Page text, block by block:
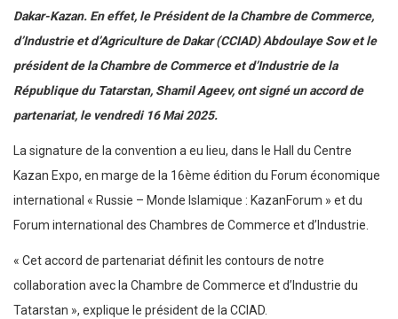
Dakar-Kazan. En effet, le Président de la Chambre de Commerce,
d’Industrie et d’Agriculture de Dakar (CCIAD) Abdoulaye Sow et le
président de la Chambre de Commerce et d’Industrie de la
République du Tatarstan, Shamil Ageev, ont signé un accord de
partenariat, le vendredi 16 Mai 2025.
La signature de la convention a eu lieu, dans le Hall du Centre
Kazan Expo, en marge de la 16ème édition du Forum économique
international « Russie – Monde Islamique : KazanForum » et du
Forum international des Chambres de Commerce et d’Industrie.
« Cet accord de partenariat définit les contours de notre
collaboration avec la Chambre de Commerce et d’Industrie du
Tatarstan », explique le président de la CCIAD.